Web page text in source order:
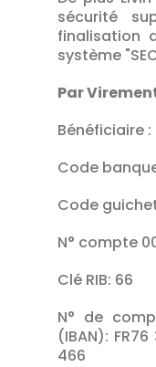
sécurité
finalisation
système
Par
Bénéficiaire :
Code
Code
N° compte
Clé RIB: 66
N° de
(IBAN):
466